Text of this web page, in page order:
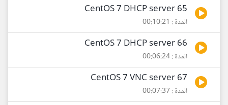
65 CentOS 7 DHCP server
المدة : 00:10:21
66 CentOS 7 DHCP server
المدة : 00:06:24
67 CentOS 7 VNC server
المدة : 00:07:37